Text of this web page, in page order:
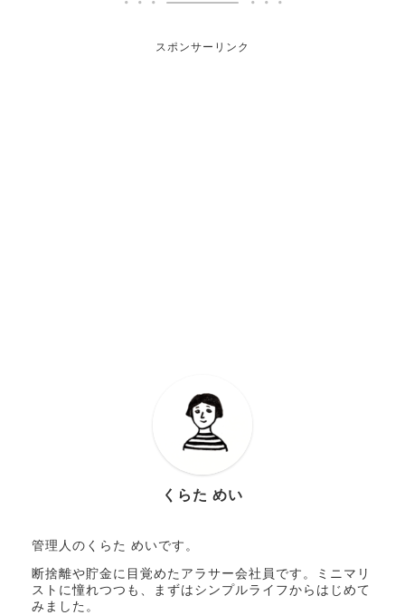
スポンサーリンク
くらた めい
管理人のくらた めいです。
断捨離や貯金に目覚めたアラサー会社員です。ミニマリ
ストに憧れつつも、まずはシンプルライフからはじめて
みました。